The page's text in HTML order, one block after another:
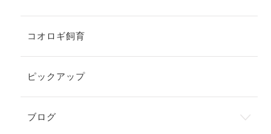
コオロギ飼育
ピックアップ
ブログ